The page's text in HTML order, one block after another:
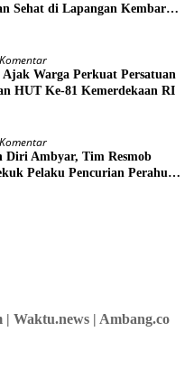
Sehat di Lapangan Kembar
Warga Perkuat Persatuan
HUT Ke-81 Kemerdekaan RI
Diri Ambyar, Tim Resmob
Pelaku Pencurian Perahu
Waktu.news | Ambang.co